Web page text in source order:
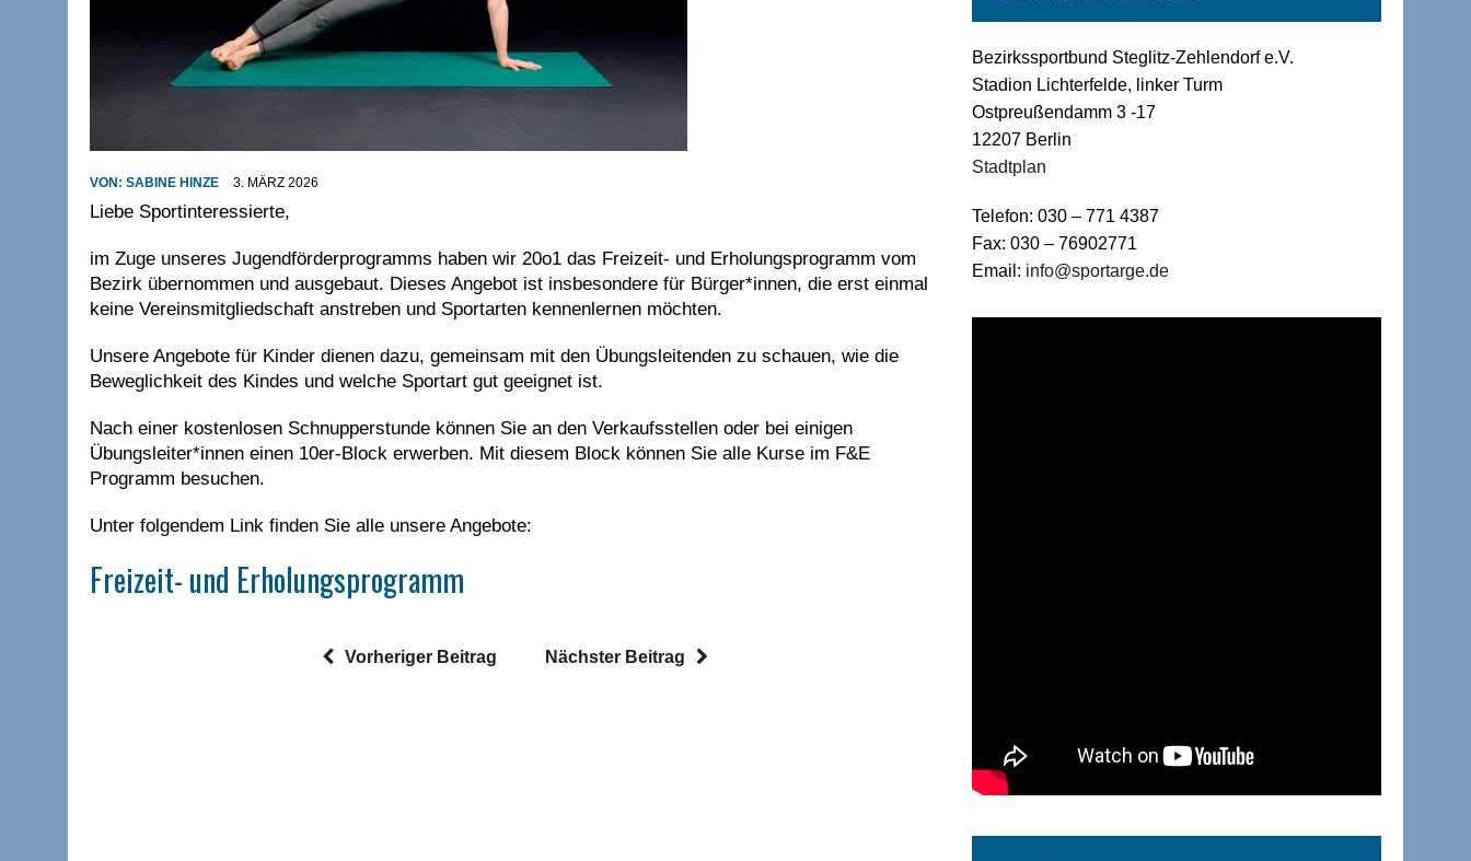
VON: SABINE HINZE 3. MÄRZ 2026
Liebe Sportinteressierte,
im Zuge unseres Jugendförderprogramms haben wir 20o1 das Freizeit- und Erholungsprogramm vom
Bezirk übernommen und ausgebaut. Dieses Angebot ist insbesondere für Bürger*innen, die erst einmal
keine Vereinsmitgliedschaft anstreben und Sportarten kennenlernen möchten.
Unsere Angebote für Kinder dienen dazu, gemeinsam mit den Übungsleitenden zu schauen, wie die
Beweglichkeit des Kindes und welche Sportart gut geeignet ist.
Nach einer kostenlosen Schnupperstunde können Sie an den Verkaufsstellen oder bei einigen
Übungsleiter*innen einen 10er-Block erwerben. Mit diesem Block können Sie alle Kurse im F&E
Programm besuchen.
Unter folgendem Link finden Sie alle unsere Angebote:
Freizeit- und Erholungsprogramm
Vorheriger Beitrag Nächster Beitrag
Bezirkssportbund Steglitz-Zehlendorf e.V.
Stadion Lichterfelde, linker Turm
Ostpreußendamm 3 -17
12207 Berlin
Stadtplan
Telefon: 030 – 771 4387
Fax: 030 – 76902771
Email: info@sportarge.de